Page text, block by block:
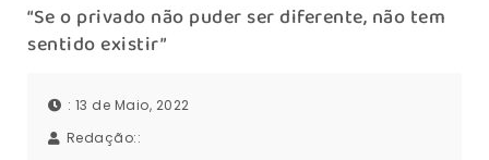
“Se o privado não puder ser diferente, não tem
sentido existir”
: 13 de Maio, 2022
Redação::